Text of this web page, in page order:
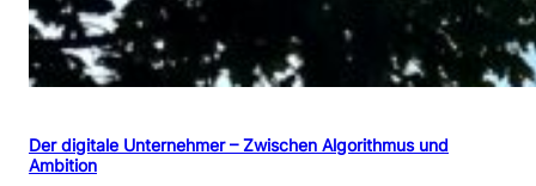
Der digitale Unternehmer – Zwischen Algorithmus und
Ambition